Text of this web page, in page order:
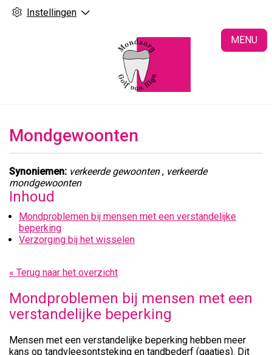
Instellingen
MENU
Mondgewoonten
Synoniemen: verkeerde gewoonten, verkeerde
mondgewoonten
Inhoud
Mondproblemen bij mensen met een verstandelijke
beperking
Verzorging bij het wisselen
« Terug naar het overzicht
Mondproblemen bij mensen met een
verstandelijke beperking
Mensen met een verstandelijke beperking hebben meer
kans op tandvleesontsteking en tandbederf (gaatjes). Dit